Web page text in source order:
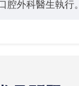
腔外科醫生執行。